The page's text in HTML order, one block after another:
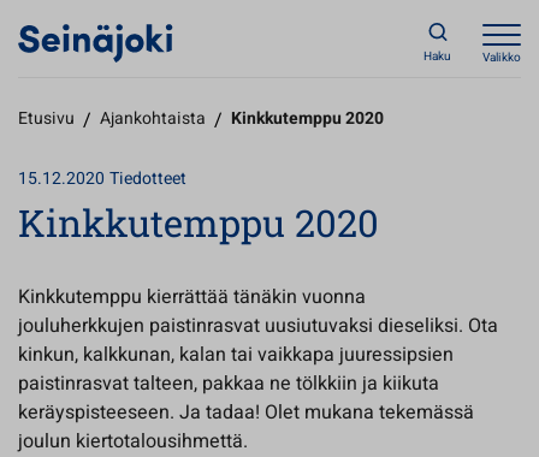
Haku Valikko
Etusivu / Ajankohtaista / Kinkkutemppu 2020
15.12.2020 Tiedotteet
Kinkkutemppu 2020
Kinkkutemppu kierrättää tänäkin vuonna
jouluherkkujen paistinrasvat uusiutuvaksi dieseliksi. Ota
kinkun, kalkkunan, kalan tai vaikkapa juuressipsien
paistinrasvat talteen, pakkaa ne tölkkiin ja kiikuta
keräyspisteeseen. Ja tadaa! Olet mukana tekemässä
joulun kiertotalousihmettä.